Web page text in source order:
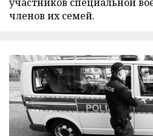
членов их семей.